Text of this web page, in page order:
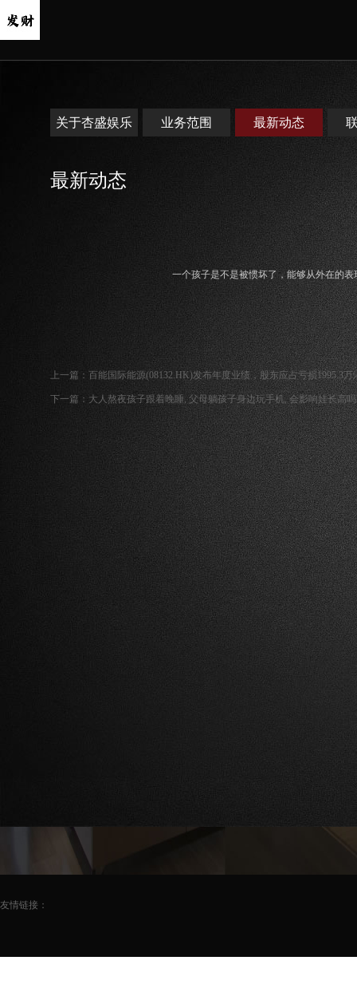
关于杏盛娱乐 业务范围 最新动态
最新动态
一个孩子是不是被惯坏了，能够从外在的
上一篇： 百能国际能源(08132.HK)发布年度业绩，股东应占亏损1995.3万
下一篇： 大人熬夜孩子跟着晚睡, 父母躺孩子身边玩手机, 会影响娃长高吗
友情链接：